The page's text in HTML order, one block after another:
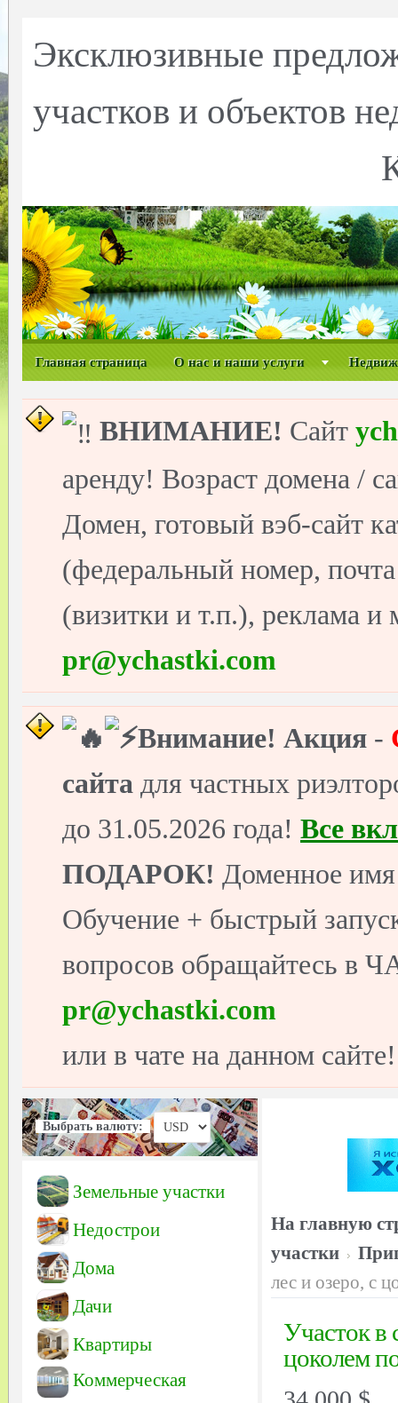
Эксклюзивные
участков и объектов
Главная страница О нас и наши услуги
ВНИМАНИЕ! Сайт
аренду! Возраст домена /
Домен, готовый вэб-сайт
(федеральный номер,
(визитки и т.п.), реклама и
pr@ychastki.com
Внимание! Акция -
сайта для частных
до 31.05.2026 года! Все
ПОДАРОК! Доменное
Обучение + быстрый
вопросов обращайтесь в
pr@ychastki.com
или в чате на данном сайте!
Выбрать валюту:
Земельные участки
Недострои
Дома
Дачи
Квартиры
Коммерческая
На главную
участки
лес и озеро, с
Участок в
цоколем